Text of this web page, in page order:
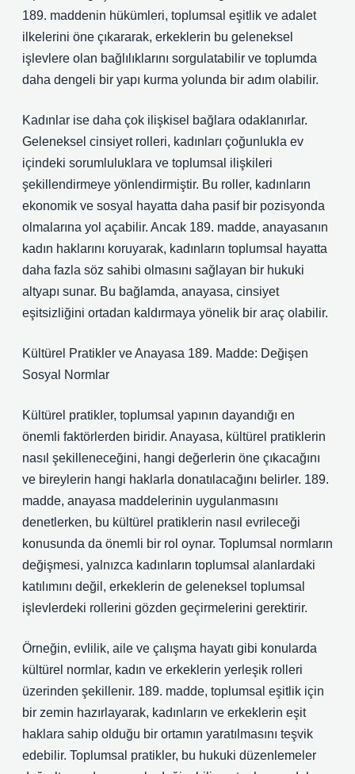
189. maddenin hükümleri, toplumsal eşitlik ve adalet
ilkelerini öne çıkararak, erkeklerin bu geleneksel
işlevlere olan bağlılıklarını sorgulatabilir ve toplumda
daha dengeli bir yapı kurma yolunda bir adım olabilir.
Kadınlar ise daha çok ilişkisel bağlara odaklanırlar.
Geleneksel cinsiyet rolleri, kadınları çoğunlukla ev
içindeki sorumluluklara ve toplumsal ilişkileri
şekillendirmeye yönlendirmiştir. Bu roller, kadınların
ekonomik ve sosyal hayatta daha pasif bir pozisyonda
olmalarına yol açabilir. Ancak 189. madde, anayasanın
kadın haklarını koruyarak, kadınların toplumsal hayatta
daha fazla söz sahibi olmasını sağlayan bir hukuki
altyapı sunar. Bu bağlamda, anayasa, cinsiyet
eşitsizliğini ortadan kaldırmaya yönelik bir araç olabilir.
Kültürel Pratikler ve Anayasa 189. Madde: Değişen
Sosyal Normlar
Kültürel pratikler, toplumsal yapının dayandığı en
önemli faktörlerden biridir. Anayasa, kültürel pratiklerin
nasıl şekilleneceğini, hangi değerlerin öne çıkacağını
ve bireylerin hangi haklarla donatılacağını belirler. 189.
madde, anayasa maddelerinin uygulanmasını
denetlerken, bu kültürel pratiklerin nasıl evrileceği
konusunda da önemli bir rol oynar. Toplumsal normların
değişmesi, yalnızca kadınların toplumsal alanlardaki
katılımını değil, erkeklerin de geleneksel toplumsal
işlevlerdeki rollerini gözden geçirmelerini gerektirir.
Örneğin, evlilik, aile ve çalışma hayatı gibi konularda
kültürel normlar, kadın ve erkeklerin yerleşik rolleri
üzerinden şekillenir. 189. madde, toplumsal eşitlik için
bir zemin hazırlayarak, kadınların ve erkeklerin eşit
haklara sahip olduğu bir ortamın yaratılmasını teşvik
edebilir. Toplumsal pratikler, bu hukuki düzenlemeler